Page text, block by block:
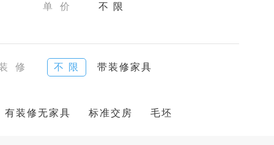
单 价 不 限
修 不 限 带装修家具
有装修无家具 标准交房 毛坯